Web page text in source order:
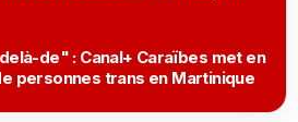
de" : Canal+ Caraïbes met en
personnes trans en Martinique